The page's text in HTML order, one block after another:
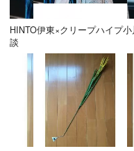
HINTO伊東×クリープハイプ
談